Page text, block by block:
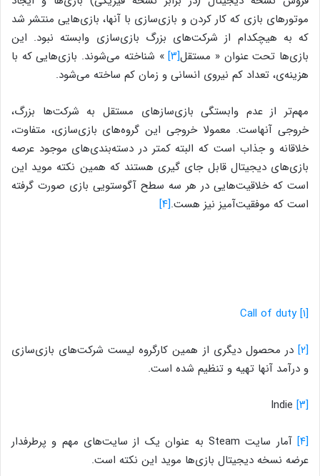
موتورهای بازی که کار کردن و بازی‌سازی با آنها، بازی‌هایی منتشر شد
که به هیچکدام از شرکت‌های بزرگ بازی‌سازی وابسته نبود. این
بازی‌ها تحت عنوان « مستقل[۳] » شناخته می‌شوند. بازی‌هایی که با
هزینه‌ی، تعداد کم نیروی انسانی و زمان کم ساخته می‌شود.
مهم‌تر از عدم وابستگی بازی‌سازهای مستقل به شرکت‌ها بزرگ،
خروجی آنهاست. معمولا خروجی این گروه‌های بازی‌سازی، متفاوت،
خلاقانه و جذاب است که البته کمتر در دسته‌بندی‌های موجود عرصه
بازی‌های دیجیتال قابل جای گیری هستند که همین نکته موید این
است که خلاقیت‌هایی در هر سه سطح آگوستویی بازی صورت گرفته
است که موفقیت‌آمیز نیز هست.[۴]
[۱] Call of duty
[۲]
در محصول دیگری از همین کارگروه لیست شرکت‌های بازی‌سازی
و درآمد آنها تهیه و تنظیم شده است.
[۳]
[۴]
آمار سایت Steam به عنوان یک از سایت‌های مهم و پرطرفدار
عرضه نسخه دیجیتال بازی‌ها موید این نکته است.